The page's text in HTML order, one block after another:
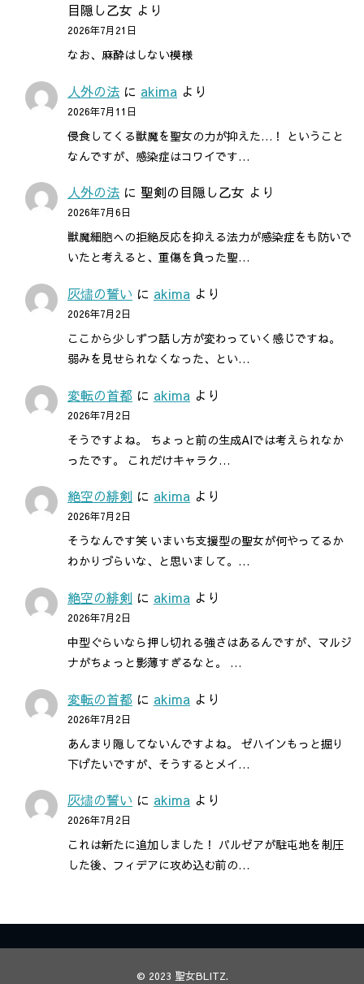
目隠し乙女 より
2026年7月21日
なお、麻酔はしない模様
人外の法 に akima より
2026年7月11日
侵食してくる獣魔を聖女の力が抑えた…！ ということ
なんですが、感染症はコワイです…
人外の法 に 聖剣の目隠し乙女 より
2026年7月6日
獣魔細胞への拒絶反応を抑える法力が感染症をも防いで
いたと考えると、重傷を負った聖…
灰燼の誓い に akima より
2026年7月2日
ここから少しずつ話し方が変わっていく感じですね。
弱みを見せられなくなった、とい…
変転の首都 に akima より
2026年7月2日
そうですよね。 ちょっと前の生成AIでは考えられなか
ったです。 これだけキャラク…
絶空の緋剣 に akima より
2026年7月2日
そうなんです笑 いまいち支援型の聖女が何やってるか
わかりづらいな、と思いまして。…
絶空の緋剣 に akima より
2026年7月2日
中型ぐらいなら押し切れる強さはあるんですが、マルジ
ナがちょっと影薄すぎるなと。 …
変転の首都 に akima より
2026年7月2日
あんまり隠してないんですよね。 ゼハインもっと掘り
下げたいですが、そうするとメイ…
灰燼の誓い に akima より
2026年7月2日
これは新たに追加しました！ パルゼアが駐屯地を制圧
した後、フィデアに攻め込む前の…
© 2023 聖女BLITZ.